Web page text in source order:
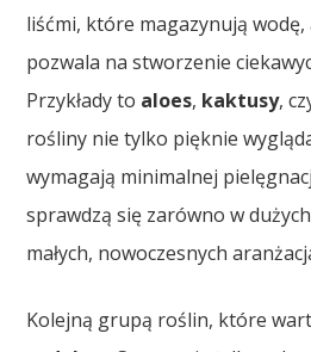
liśćmi, które magazynują
pozwala na stworzenie
Przykłady to aloes, kaktusy,
rośliny nie tylko pięknie
wymagają minimalnej
sprawdzą się zarówno w
małych, nowoczesnych
Kolejną grupą roślin, które